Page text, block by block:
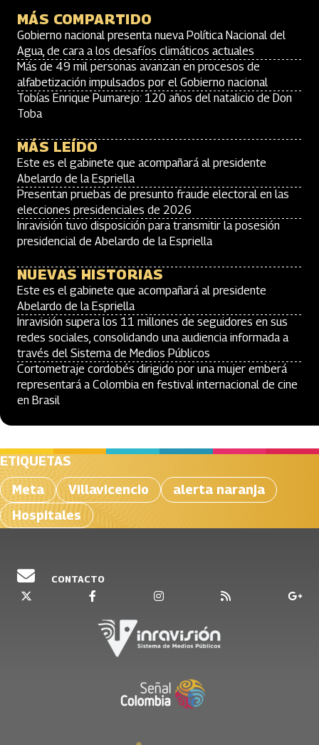
MÁS COMPARTIDO
Gobierno nacional presenta nueva Política Nacional del
Agua, de cara a los desafíos climáticos actuales
Más de 49 mil personas avanzan en procesos de
alfabetización impulsados por el Gobierno nacional
Tobías Enrique Pumarejo: 120 años del natalicio de Don
Toba
MÁS LEÍDO
Este es el gabinete que acompañará al presidente
Abelardo de la Espriella
Presentan pruebas de presunto fraude electoral en las
elecciones presidenciales de 2026
Inravisión tuvo disposición para transmitir la posesión
presidencial de Abelardo de la Espriella
NUEVAS HISTORIAS
Este es el gabinete que acompañará al presidente
Abelardo de la Espriella
Inravisión supera los 11 millones de seguidores en sus
redes sociales, consolidando una audiencia informada a
través del Sistema de Medios Públicos
Cortometraje cordobés dirigido por una mujer emberá
representará a Colombia en festival internacional de cine
en Brasil
ETIQUETAS
Meta
Villavicencio
alerta naranja
Hospitales
CONTACTO